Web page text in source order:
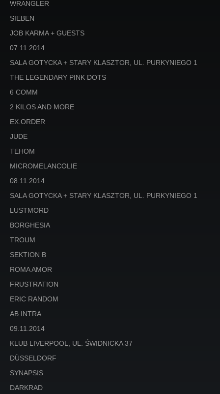
WRANGLER
SIEBEN
JOB KARMA + GUESTS
07.11.2014
SALA GOTYCKA + STARY KLASZTOR, UL. PURKYNIEGO 1
THE LEGENDARY PINK DOTS
6 COMM
2 KILOS AND MORE
EX.ORDER
JUDE
TEHOM
MICROMELANCOLIE
08.11.2014
SALA GOTYCKA + STARY KLASZTOR, UL. PURKYNIEGO 1
LUSTMORD
BORGHESIA
TROUM
SEKTION B
ROMA AMOR
FRUSTRATION
ERIC RANDOM
AB INTRA
09.11.2014
KLUB LIVERPOOL, UL. ŚWIDNICKA 37
DÜSSELDORF
SYNAPSIS
DARKRAD